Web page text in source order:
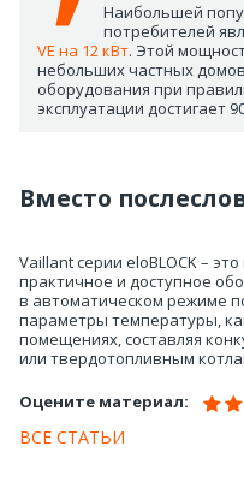
Наибольшей
потребителей
VE на 12 кВт. Этой
небольших частных
оборудования при
эксплуатации достигает
Вместо
Vaillant серии eloBLOCK –
практичное и доступное
в автоматическом режиме
параметры температуры,
помещениях, составляя
или твердотопливным
Оцените материал:
ВСЕ СТАТЬИ